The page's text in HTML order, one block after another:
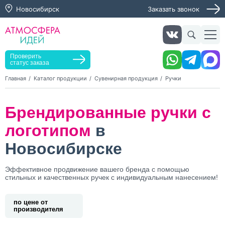
Новосибирск Заказать звонок
Проверить
статус заказа
Главная Каталог продукции Сувенирная продукция Ручки
Брендированные ручки с
логотипом в
Новосибирске
Эффективное продвижение вашего бренда с помощью
стильных и качественных ручек с индивидуальным нанесением!
по цене от
производителя
Заказать услугу
Оставьте заявку, мы свяжемся с вами в ближайшее
Заказать звонок
обработку персональных данных и согласие с политикой
конфиденциальности
Нажимая на кнопку, я даю согласие на получение
информационных и рекламных рассылок
заявку